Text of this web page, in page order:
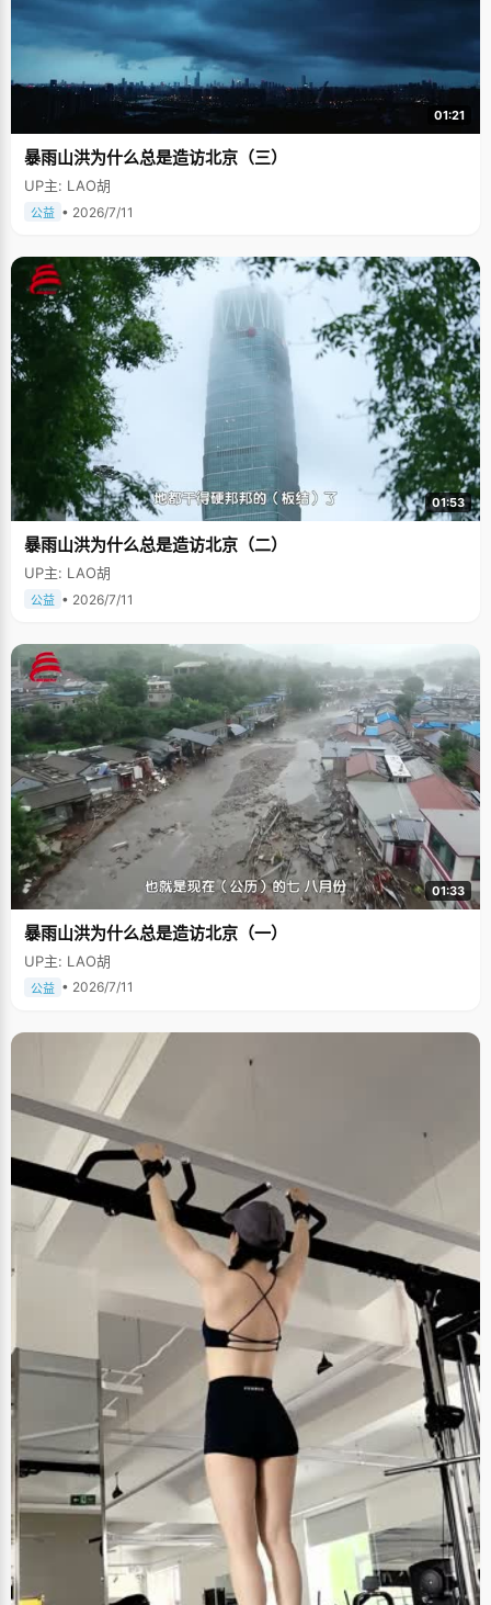
01:21
暴雨山洪为什么总是造访北京（三）
UP主: LAO胡
公益 • 2026/7/11
01:53
暴雨山洪为什么总是造访北京（二）
UP主: LAO胡
公益 • 2026/7/11
01:33
暴雨山洪为什么总是造访北京（一）
UP主: LAO胡
公益 • 2026/7/11